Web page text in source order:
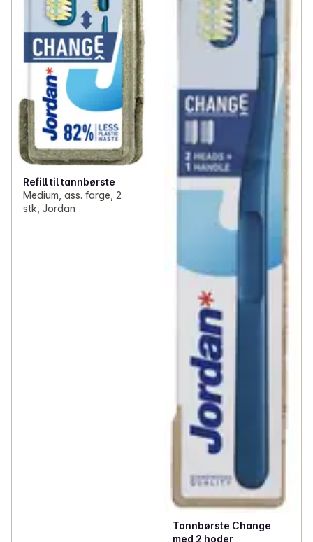
Refill til tannbørste
Medium, ass. farge, 2
stk, Jordan
Tannbørste Change
med 2 hoder